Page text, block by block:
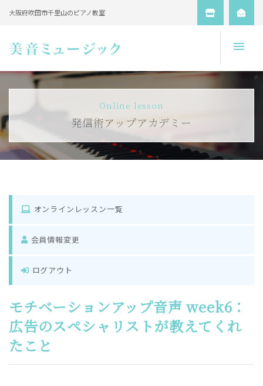
大阪府吹田市千里山のピアノ教室
Online lesson
発信術アップアカデミー
オンラインレッスン一覧
会員情報変更
ログアウト
モチベーションアップ音声 week6：
広告のスペシャリストが教えてくれ
たこと